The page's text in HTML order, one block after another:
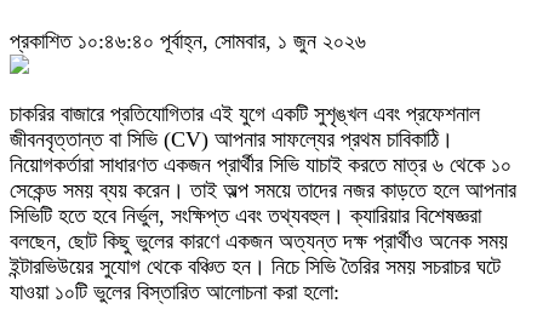
প্রকাশিত ১০:৪৬:৪০ পূর্বাহ্ন, সোমবার, ১ জুন ২০২৬
চাকরির বাজারে প্রতিযোগিতার এই যুগে একটি সুশৃঙ্খল এবং প্রফেশনাল
জীবনবৃত্তান্ত বা সিভি (CV) আপনার সাফল্যের প্রথম চাবিকাঠি।
নিয়োগকর্তারা সাধারণত একজন প্রার্থীর সিভি যাচাই করতে মাত্র ৬ থেকে ১০
সেকেন্ড সময় ব্যয় করেন। তাই অল্প সময়ে তাদের নজর কাড়তে হলে আপনার
সিভিটি হতে হবে নির্ভুল, সংক্ষিপ্ত এবং তথ্যবহুল। ক্যারিয়ার বিশেষজ্ঞরা
বলছেন, ছোট কিছু ভুলের কারণে একজন অত্যন্ত দক্ষ প্রার্থীও অনেক সময়
ইন্টারভিউয়ের সুযোগ থেকে বঞ্চিত হন। নিচে সিভি তৈরির সময় সচরাচর ঘটে
যাওয়া ১০টি ভুলের বিস্তারিত আলোচনা করা হলো: